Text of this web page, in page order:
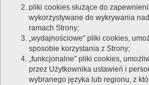
pliki cookies służące do
wykorzystywane do wykrywania
ramach Strony;
„wydajnościowe” pliki cookies,
sposobie korzystania z Strony;
„funkcjonalne” pliki cookies,
przez Użytkownika ustawień i
wybranego języka lub regionu, z